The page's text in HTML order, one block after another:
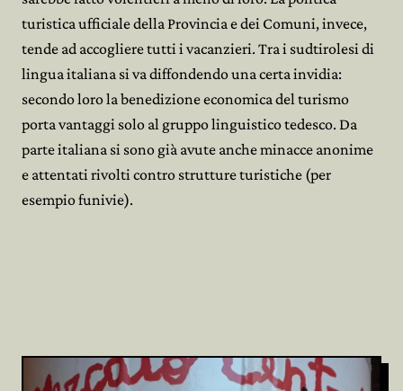
turistica ufficiale della Provincia e dei Comuni, invece,
tende ad accogliere tutti i vacanzieri. Tra i sudtirolesi di
lingua italiana si va diffondendo una certa invidia:
secondo loro la benedizione economica del turismo
porta vantaggi solo al gruppo linguistico tedesco. Da
parte italiana si sono già avute anche minacce anonime
e attentati rivolti contro strutture turistiche (per
esempio funivie).